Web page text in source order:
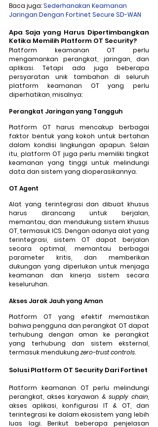
Baca juga: Sederhanakan Keamanan
Jaringan Dengan Fortinet Secure SD-WAN
Apa Saja yang Harus Dipertimbangkan
Ketika Memilih Platform OT Security?
Platform keamanan OT perlu
mengamankan perangkat, jaringan, dan
aplikasi. Tetapi ada juga beberapa
persyaratan unik tambahan di seluruh
platform keamanan OT yang perlu
diperhatikan, misalnya:
Perangkat Jaringan yang Tangguh
Platform OT harus mencakup berbagai
faktor bentuk yang kokoh untuk bertahan
dalam kondisi lingkungan apapun. Selain
itu, platform OT juga perlu memiliki tingkat
keamanan yang tinggi untuk melindungi
data dan sistem yang dioperasikannya.
OT Agent
Alat yang terintegrasi dan dibuat khusus
harus dirancang untuk berjalan,
memantau, dan mendukung sistem khusus
OT, termasuk ICS. Dengan adanya alat yang
terintegrasi, sistem OT dapat berjalan
secara optimal, memantau berbagai
parameter kritis, dan memberikan
dukungan yang diperlukan untuk menjaga
keamanan dan kinerja sistem secara
keseluruhan.
Akses Jarak Jauh yang Aman
Platform OT yang efektif memastikan
bahwa pengguna dan perangkat OT dapat
terhubung dengan aman ke perangkat
yang terhubung dan sistem eksternal,
termasuk mendukung zero-trust controls.
Solusi Platform OT Security Dari Fortinet
Platform keamanan OT perlu melindungi
perangkat, akses karyawan & supply chain,
akses aplikasi, konfigurasi IT & OT, dan
terintegrasi ke dalam ekosistem yang lebih
luas lagi. Berikut beberapa penjelasan